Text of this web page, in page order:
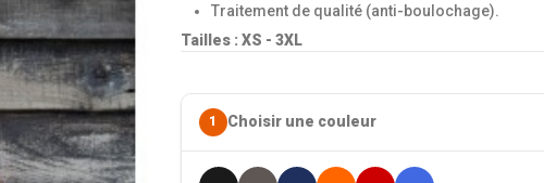
Traitement de qualité (anti-boulochage).
Tailles : XS - 3XL
1 Choisir une couleur